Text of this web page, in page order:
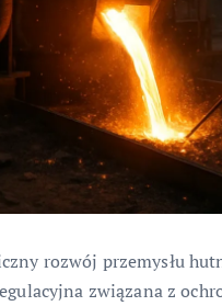
rozwój przemysłu
związana z